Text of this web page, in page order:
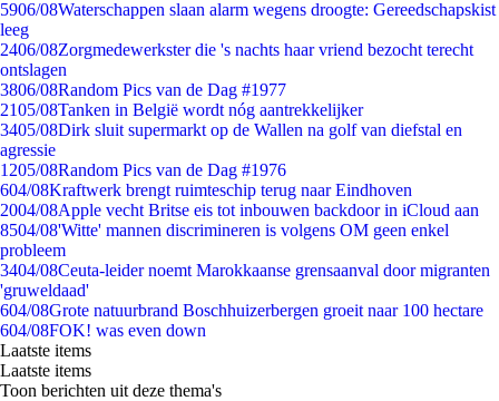
5906/08Waterschappen slaan alarm wegens droogte: Gereedschapskist
leeg
2406/08Zorgmedewerkster die 's nachts haar vriend bezocht terecht
ontslagen
3806/08Random Pics van de Dag #1977
2105/08Tanken in België wordt nóg aantrekkelijker
3405/08Dirk sluit supermarkt op de Wallen na golf van diefstal en
agressie
1205/08Random Pics van de Dag #1976
604/08Kraftwerk brengt ruimteschip terug naar Eindhoven
2004/08Apple vecht Britse eis tot inbouwen backdoor in iCloud aan
8504/08'Witte' mannen discrimineren is volgens OM geen enkel
probleem
3404/08Ceuta-leider noemt Marokkaanse grensaanval door migranten
'gruweldaad'
604/08Grote natuurbrand Boschhuizerbergen groeit naar 100 hectare
604/08FOK! was even down
Laatste items
Laatste items
Toon berichten uit deze thema's